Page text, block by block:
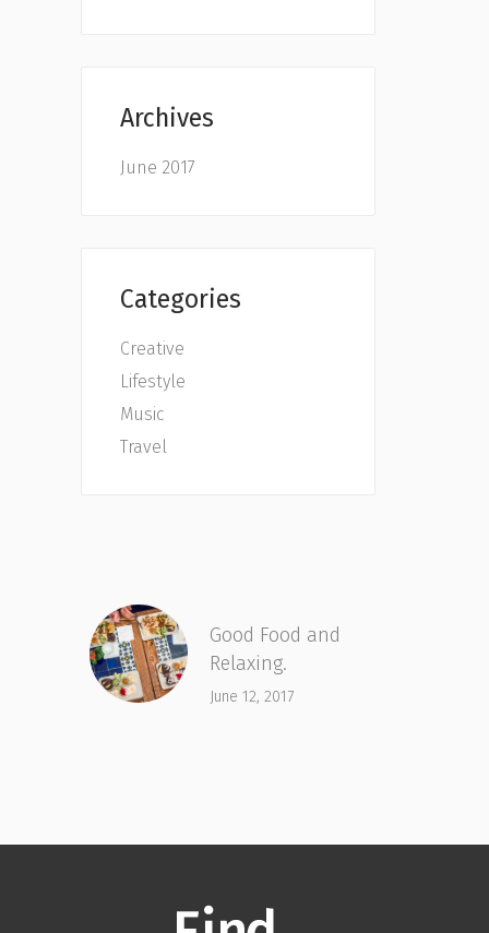
Archives
June 2017
Categories
Creative
Lifestyle
Music
Travel
Good Food and
Relaxing.
June 12, 2017